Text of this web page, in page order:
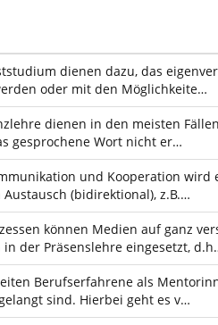
dienen dazu, das
oder mit den Möglichkeite…
dienen in den meisten
gesprochene Wort nicht er…
und Kooperation
(bidirektional), z.B.…
können Medien auf ganz
in der Präsenslehre eingesetzt,
Berufserfahrene als
sind. Hierbei geht es v…